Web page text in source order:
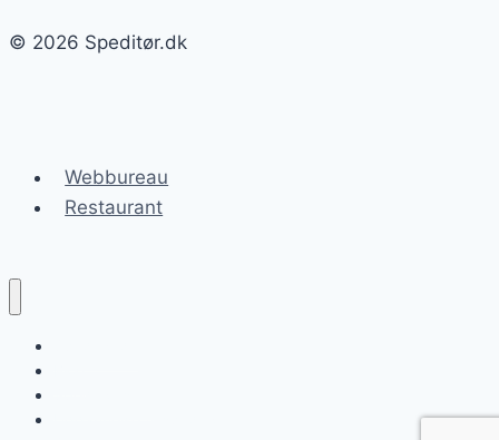
© 2026 Speditør.dk
Webbureau
Restaurant